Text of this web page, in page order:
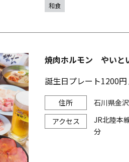
和食
焼肉ホルモン やい
誕生日プレート1200
石川県金
JR北陸本
分